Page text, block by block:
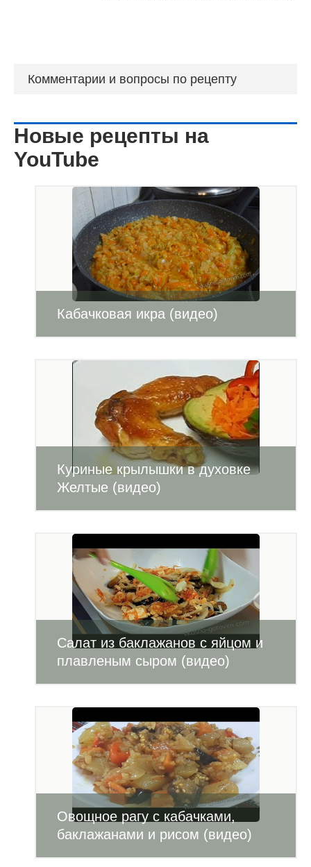
Комментарии и вопросы по рецепту
Новые рецепты на
YouTube
Кабачковая икра (видео)
Куриные крылышки в духовке
Желтые (видео)
Салат из баклажанов с яйцом и
плавленым сыром (видео)
Овощное рагу с кабачками,
баклажанами и рисом (видео)